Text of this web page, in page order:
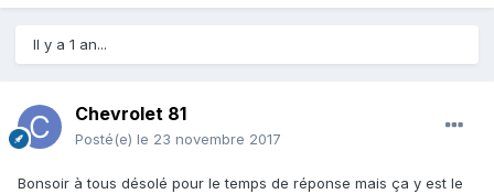
Il y a 1 an...
Chevrolet 81
Posté(e) le 23 novembre 2017
Bonsoir à tous désolé pour le temps de réponse mais ça y est le